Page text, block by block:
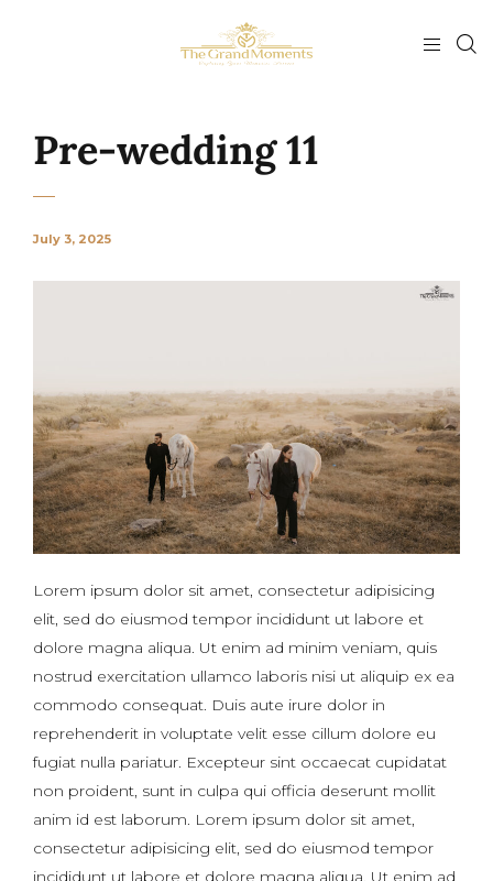
Pre-wedding 11
July 3, 2025
Lorem ipsum dolor sit amet, consectetur adipisicing
elit, sed do eiusmod tempor incididunt ut labore et
dolore magna aliqua. Ut enim ad minim veniam, quis
nostrud exercitation ullamco laboris nisi ut aliquip ex ea
commodo consequat. Duis aute irure dolor in
reprehenderit in voluptate velit esse cillum dolore eu
fugiat nulla pariatur. Excepteur sint occaecat cupidatat
non proident, sunt in culpa qui officia deserunt mollit
anim id est laborum. Lorem ipsum dolor sit amet,
consectetur adipisicing elit, sed do eiusmod tempor
incididunt ut labore et dolore magna aliqua. Ut enim ad